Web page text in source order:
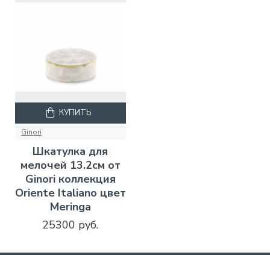
Ginori
Шкатулка для
мелочей 13.2см от
Ginori коллекция
Oriente Italiano цвет
Meringa
25300 руб.
КУПИТЬ